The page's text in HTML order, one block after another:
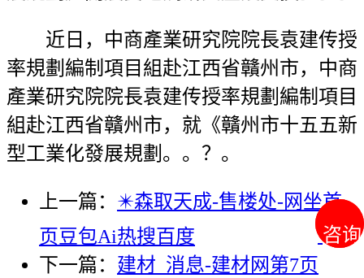
咨询
咨询
近日，中商產業研究院院長袁建传授
率規劃編制項目組赴江西省贛州市，中商
產業研究院院長袁建传授率規劃編制項目
組赴江西省贛州市，就《贛州市十五五新
型工業化發展規劃。。？。
上一篇： ✴️森取天成-售楼处-网坐首
页豆包Ai热搜百度
下一篇： 建材_消息-建材网第7页